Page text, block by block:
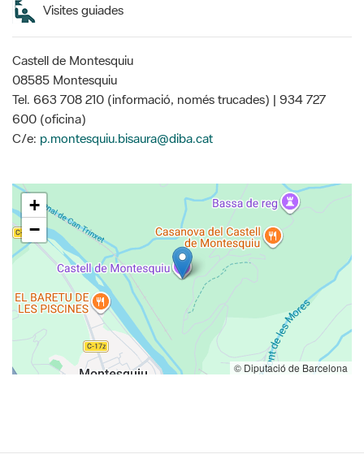
Visites guiades
Castell de Montesquiu
08585 Montesquiu
Tel. 663 708 210 (informació, només trucades) | 934 727
600 (oficina)
C/e: p.montesquiu.bisaura@diba.cat
+
−
© Diputació de Barcelona